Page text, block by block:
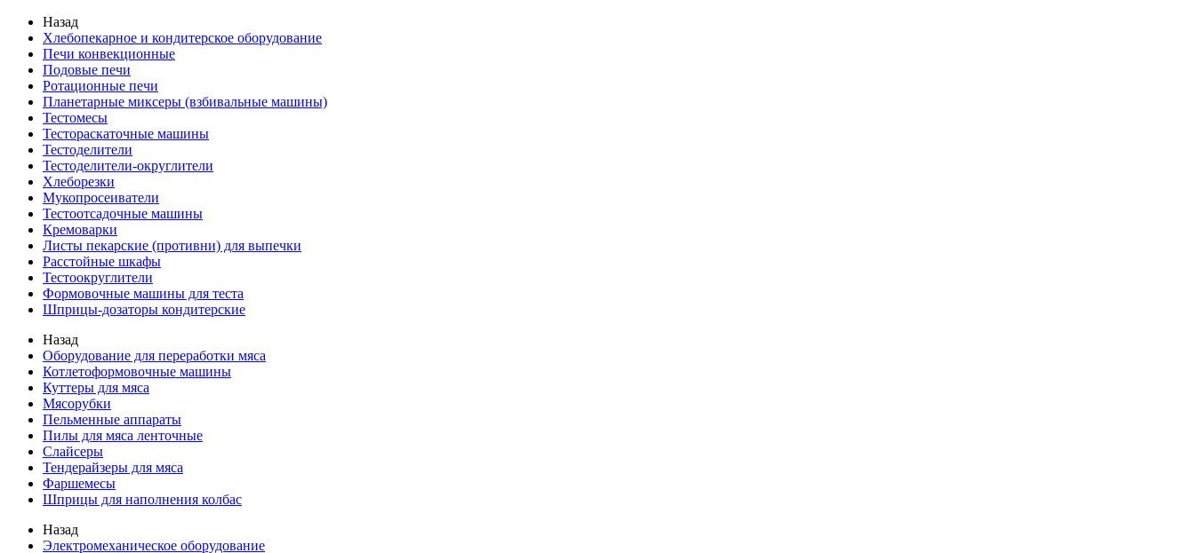
Назад
Хлебопекарное и кондитерское оборудование
Печи конвекционные
Подовые печи
Ротационные печи
Планетарные миксеры (взбивальные машины)
Тестомесы
Тестораскаточные машины
Тестоделители
Тестоделители-округлители
Хлеборезки
Мукопросеиватели
Тестоотсадочные машины
Кремоварки
Листы пекарские (противни) для выпечки
Расстойные шкафы
Тестоокруглители
Формовочные машины для теста
Шприцы-дозаторы кондитерские
Назад
Оборудование для переработки мяса
Котлетоформовочные машины
Куттеры для мяса
Мясорубки
Пельменные аппараты
Пилы для мяса ленточные
Слайсеры
Тендерайзеры для мяса
Фаршемесы
Шприцы для наполнения колбас
Назад
Электромеханическое оборудование